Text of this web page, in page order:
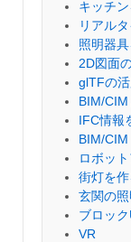
キッチ
リアル
照明器
2D図面
glTFの
BIM/
IFC情報
BIM/CIM
ロボッ
街灯を作
玄関の
ブロッ
VR